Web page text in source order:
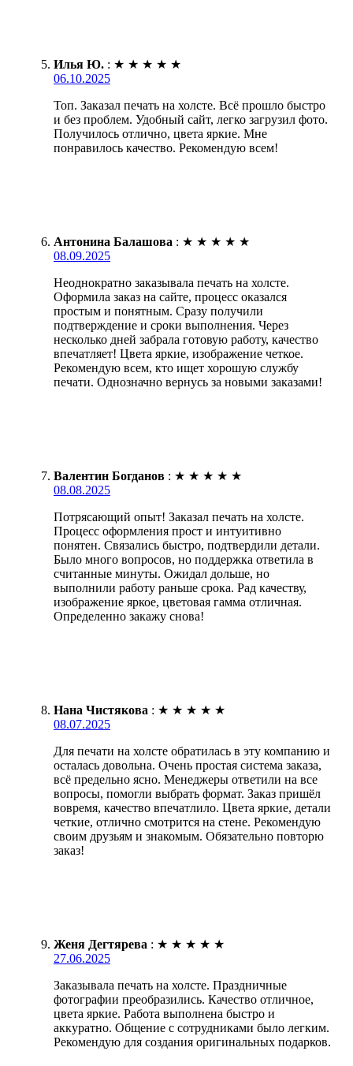
Илья Ю. : ★ ★ ★ ★ ★
06.10.2025
Топ. Заказал печать на холсте. Всё прошло быстро
и без проблем. Удобный сайт, легко загрузил фото.
Получилось отлично, цвета яркие. Мне
понравилось качество. Рекомендую всем!
Антонина Балашова : ★ ★ ★ ★ ★
08.09.2025
Неоднократно заказывала печать на холсте.
Оформила заказ на сайте, процесс оказался
простым и понятным. Сразу получили
подтверждение и сроки выполнения. Через
несколько дней забрала готовую работу, качество
впечатляет! Цвета яркие, изображение четкое.
Рекомендую всем, кто ищет хорошую службу
печати. Однозначно вернусь за новыми заказами!
Валентин Богданов : ★ ★ ★ ★ ★
08.08.2025
Потрясающий опыт! Заказал печать на холсте.
Процесс оформления прост и интуитивно
понятен. Связались быстро, подтвердили детали.
Было много вопросов, но поддержка ответила в
считанные минуты. Ожидал дольше, но
выполнили работу раньше срока. Рад качеству,
изображение яркое, цветовая гамма отличная.
Определенно закажу снова!
Нана Чистякова : ★ ★ ★ ★ ★
08.07.2025
Для печати на холсте обратилась в эту компанию и
осталась довольна. Очень простая система заказа,
всё предельно ясно. Менеджеры ответили на все
вопросы, помогли выбрать формат. Заказ пришёл
вовремя, качество впечатлило. Цвета яркие, детали
четкие, отлично смотрится на стене. Рекомендую
своим друзьям и знакомым. Обязательно повторю
заказ!
Женя Дегтярева : ★ ★ ★ ★ ★
27.06.2025
Заказывала печать на холсте. Праздничные
фотографии преобразились. Качество отличное,
цвета яркие. Работа выполнена быстро и
аккуратно. Общение с сотрудниками было легким.
Рекомендую для создания оригинальных подарков.